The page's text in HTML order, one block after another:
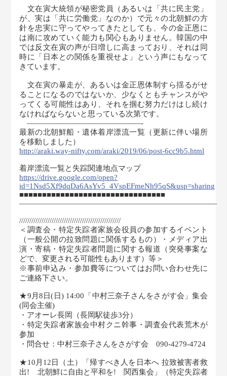
文在寅大統領が秘密党員（あるいは「共に民主党」
が、実は「共に労働党」なのか）で元々の北朝鮮の方
針を忠実に守ってやってきたとしても、今の金正恩に
は南に攻めていく能力も関心もありません。韓国の中
では反文在寅の声が日増しに高まっており、それは同
時に「日本との関係を重視せよ」という声にもなって
きています。
文在寅の暴走が、あるいは金正恩体制すら揺るがせ
ることになるのではないか、少なくともチャンスがや
ってくる可能性はあり、それを掴む努力だけはし続け
なければならないと思っている次第です。
———————————————-
最新の北朝鮮船・遺体着岸漂流一覧（更新に伴い場所
を移動しました）
http://araki.way-nifty.com/araki/2019/06/post-6cc9b5.html
着岸漂流一覧と失踪関連地点マップ
https://drive.google.com/open?
id=1Nsd5Xf9dqDa6AsYv5_4VspEFmeNh95qS&usp=sharing
■■■■■■■■■■■■■■■■■■■■■■■■■■■■■■■■
――――――――――――――――――――――――――
//////////////////////////////////////////////////
＜調査会・特定失踪者家族会役員の参加するイベント
（一般公開の拉致問題に関係するもの）・メディア出
演・寄稿・特定失踪者問題に関する報道（突発事案な
どで、変更される可能性もあります）等＞
※事前申込み・参加費等についてはお問い合わせ先に
ご連絡下さい。
★9月8日(日) 14:00「中村三奈子さんをさがす会」集会
(同会主催)
・アオーレ長岡（長岡駅徒歩3分）
・特定失踪者家族会中村クニ幹事・調査会代表荒木が
参加
・問合せ：中村三奈子さんをさがす会 090-4279-4724
★10月12日（土）「帰すべき人を日本へ 拉致被害者救
出! 北朝鮮に自由と平和を! 関西集会」（特定失踪者